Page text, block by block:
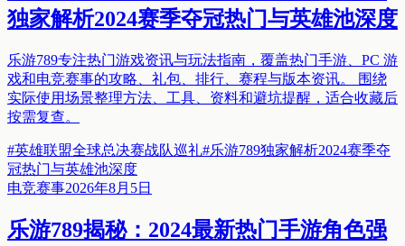
独家解析2024赛季夺冠热门与英雄池深度
乐游789专注热门游戏资讯与玩法指南，覆盖热门手游、PC 游
戏和电竞赛事的攻略、礼包、排行、赛程与版本资讯。 围绕
实际使用场景整理方法、工具、资料和避坑提醒，适合收藏后
按需复查。
#英雄联盟全球总决赛战队巡礼#乐游789独家解析2024赛季夺
冠热门与英雄池深度
电竞赛事2026年8月5日
乐游789揭秘：2024最新热门手游角色强